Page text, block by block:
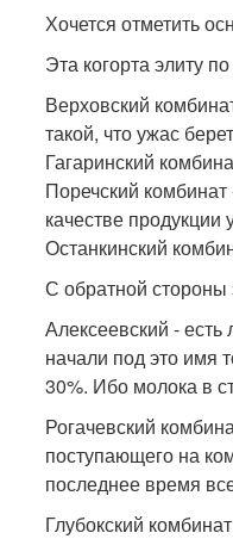
Хочется отметить
Эта когорта элиту
Верховский
такой, что ужас
Гагаринский
Поречский
качестве
Останкинский
С обратной стороны
Алексеевский -
начали под это имя
30%. Ибо молока в
Рогачевский
поступающего на
последнее время
Глубокский